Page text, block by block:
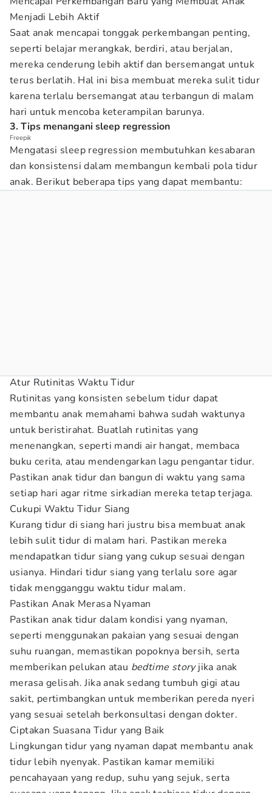
Menjadi Lebih Aktif
Saat anak mencapai tonggak perkembangan penting,
seperti belajar merangkak, berdiri, atau berjalan,
mereka cenderung lebih aktif dan bersemangat untuk
terus berlatih. Hal ini bisa membuat mereka sulit tidur
karena terlalu bersemangat atau terbangun di malam
hari untuk mencoba keterampilan barunya.
3. Tips menangani sleep regression
Freepik
Mengatasi sleep regression membutuhkan kesabaran
dan konsistensi dalam membangun kembali pola tidur
anak. Berikut beberapa tips yang dapat membantu:
Atur Rutinitas Waktu Tidur
Rutinitas yang konsisten sebelum tidur dapat
membantu anak memahami bahwa sudah waktunya
untuk beristirahat. Buatlah rutinitas yang
menenangkan, seperti mandi air hangat, membaca
buku cerita, atau mendengarkan lagu pengantar tidur.
Pastikan anak tidur dan bangun di waktu yang sama
setiap hari agar ritme sirkadian mereka tetap terjaga.
Cukupi Waktu Tidur Siang
Kurang tidur di siang hari justru bisa membuat anak
lebih sulit tidur di malam hari. Pastikan mereka
mendapatkan tidur siang yang cukup sesuai dengan
usianya. Hindari tidur siang yang terlalu sore agar
tidak mengganggu waktu tidur malam.
Pastikan Anak Merasa Nyaman
Pastikan anak tidur dalam kondisi yang nyaman,
seperti menggunakan pakaian yang sesuai dengan
suhu ruangan, memastikan popoknya bersih, serta
memberikan pelukan atau bedtime storyjika anak
merasa gelisah. Jika anak sedang tumbuh gigi atau
sakit, pertimbangkan untuk memberikan pereda nyeri
yang sesuai setelah berkonsultasi dengan dokter.
Ciptakan Suasana Tidur yang Baik
Lingkungan tidur yang nyaman dapat membantu anak
tidur lebih nyenyak. Pastikan kamar memiliki
pencahayaan yang redup, suhu yang sejuk, serta